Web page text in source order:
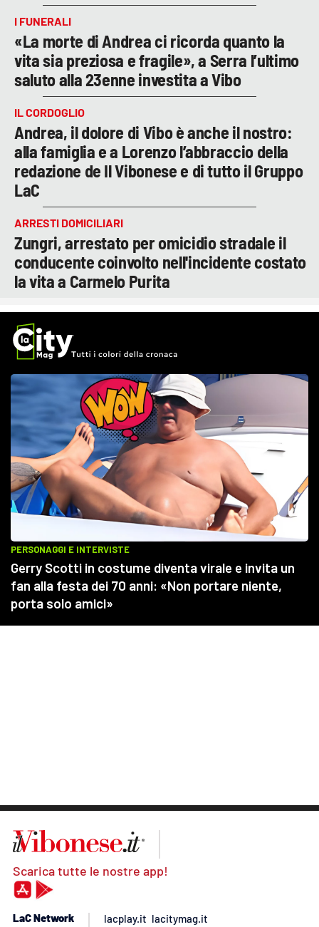
I FUNERALI
«La morte di Andrea ci ricorda quanto la
vita sia preziosa e fragile», a Serra l’ultimo
saluto alla 23enne investita a Vibo
IL CORDOGLIO
Andrea, il dolore di Vibo è anche il nostro:
alla famiglia e a Lorenzo l’abbraccio della
redazione de Il Vibonese e di tutto il Gruppo
LaC
ARRESTI DOMICILIARI
Zungri, arrestato per omicidio stradale il
conducente coinvolto nell'incidente costato
la vita a Carmelo Purita
Scarica tutte le nostre app!
LaC Network lacplay.it lacitymag.it